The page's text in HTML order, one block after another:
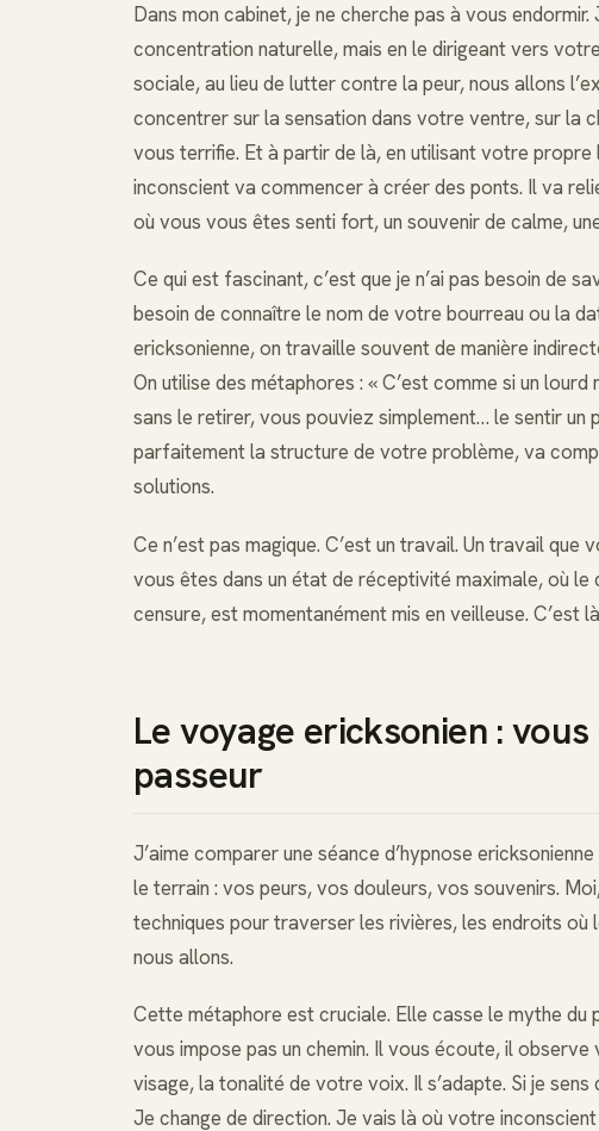
Dans mon cabinet, je ne cherche pas à vous
concentration naturelle, mais en le dirigeant vers
sociale, au lieu de lutter contre la peur, nous allons
concentrer sur la sensation dans votre ventre, sur la
vous terrifie. Et à partir de là, en utilisant votre
inconscient va commencer à créer des ponts. Il va
où vous vous êtes senti fort, un souvenir de calme,
Ce qui est fascinant, c’est que je n’ai pas besoin de
besoin de connaître le nom de votre bourreau ou la
ericksonienne, on travaille souvent de manière
On utilise des métaphores : « C’est comme si un
sans le retirer, vous pouviez simplement… le sentir un
parfaitement la structure de votre problème, va
solutions.
Ce n’est pas magique. C’est un travail. Un travail
vous êtes dans un état de réceptivité maximale, où
censure, est momentanément mis en veilleuse. C’est
Le voyage ericksonien :
passeur
J’aime comparer une séance d’hypnose
le terrain : vos peurs, vos douleurs, vos souvenirs.
techniques pour traverser les rivières, les endroits où
nous allons.
Cette métaphore est cruciale. Elle casse le mythe du
vous impose pas un chemin. Il vous écoute, il
visage, la tonalité de votre voix. Il s’adapte. Si je
Je change de direction. Je vais là où votre